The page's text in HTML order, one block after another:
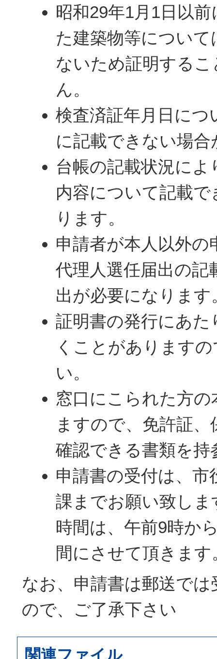
昭和29年1月1日以
た建築物等について
ないため証明する
ん。
検査済証年月日につ
に記載できない場
台帳の記載状況によ
内容について記載
ります。
申請者が本人以外の
代理人選任届出の記
出が必要になります
証明書の発行にあた
くことがあります
い。
窓口にこられた方
ますので、免許証
確認できる書類を持
申請書の受付は、市
課までお願い致しま
時間は、午前9時か
間にさせて頂きます
なお、申請書は郵送で
ので、ご了承下さい
関連ファイル